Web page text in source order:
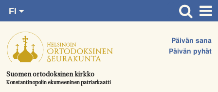
suoraan
sisältöön.
Suomen ortodoksinen kirkko
Konstantinopolin ekumeeninen patriarkaatti
Päivän sana
Päivän pyhät
FI
SV
EN
UA
Etusivu
Ajankohtaista
Juhlat & toimitukset